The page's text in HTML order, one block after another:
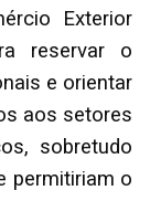
Exterior
reservar o
e orientar
aos setores
sobretudo
permitiriam o